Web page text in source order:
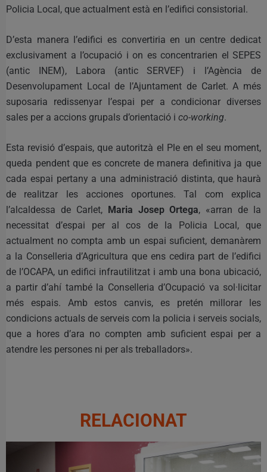
Policia Local, que actualment està en l’edifici consistorial.
D’esta manera l’edifici es convertiria en un centre dedicat
exclusivament a l’ocupació i on es concentrarien el SEPES
(antic INEM), Labora (antic SERVEF) i l’Agència de
Desenvolupament Local de l’Ajuntament de Carlet. A més
suposaria redissenyar l’espai per a condicionar diverses
sales per a accions grupals d’orientació i co-working.
Esta revisió d’espais, que autoritzà el Ple en el seu moment,
queda pendent que es concrete de manera definitiva ja que
cada espai pertany a una administració distinta, que haurà
de realitzar les acciones oportunes. Tal com explica
l’alcaldessa de Carlet, Maria Josep Ortega, «arran de la
necessitat d’espai per al cos de la Policia Local, que
actualment no compta amb un espai suficient, demanàrem
a la Conselleria d’Agricultura que ens cedira part de l’edifici
de l’OCAPA, un edifici infrautilitzat i amb una bona ubicació,
a partir d’ahí també la Conselleria d’Ocupació va sol·licitar
més espais. Amb estos canvis, es pretén millorar les
condicions actuals de serveis com la policia i serveis socials,
que a hores d’ara no compten amb suficient espai per a
atendre les persones ni per als treballadors».
RELACIONAT